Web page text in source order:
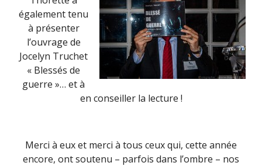
également tenu
à présenter
l’ouvrage de
Jocelyn Truchet
« Blessés de
guerre »… et à
en conseiller la lecture !
Merci à eux et merci à tous ceux qui, cette année
encore, ont soutenu – parfois dans l’ombre – nos